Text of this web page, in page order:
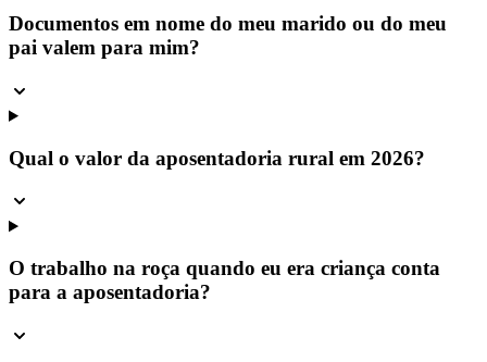
Documentos em nome do meu marido ou do meu
pai valem para mim?
Qual o valor da aposentadoria rural em 2026?
O trabalho na roça quando eu era criança conta
para a aposentadoria?